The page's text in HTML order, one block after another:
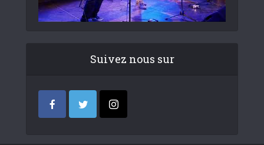
Suivez nous sur